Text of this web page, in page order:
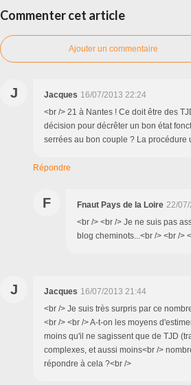
Commenter cet article
Ajouter un commentaire
J Jacques 16/07/2013 22:24
<br /> 21 à Nantes ! Ce doit être des
décision pour décrêter un bon état
serrées au bon couple ? La
Répondre
F Fnaut Pays de la Loire 22/
<br /> <br /> Je ne suis pas
blog cheminots...<br /> <br />
J Jacques 16/07/2013 21:44
<br /> Je suis très surpris par ce
<br /> <br /> A-t-on les moyens
moins qu'il ne sagissent que de TJD
complexes, et aussi moins<br />
répondre à cela ?<br />